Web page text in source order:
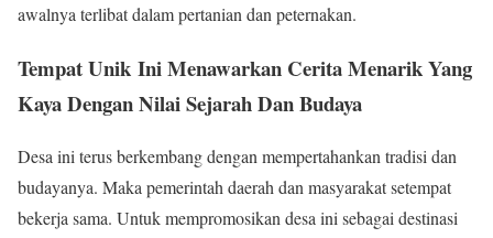
awalnya terlibat dalam pertanian dan peternakan.
Tempat Unik Ini Menawarkan Cerita Menarik Yang
Kaya Dengan Nilai Sejarah Dan Budaya
Desa ini terus berkembang dengan mempertahankan tradisi dan
budayanya. Maka pemerintah daerah dan masyarakat setempat
bekerja sama. Untuk mempromosikan desa ini sebagai destinasi